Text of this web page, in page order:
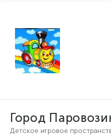
Город
Детское игровое